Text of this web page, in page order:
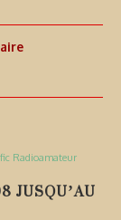
Radioamateur
JUSQU’AU